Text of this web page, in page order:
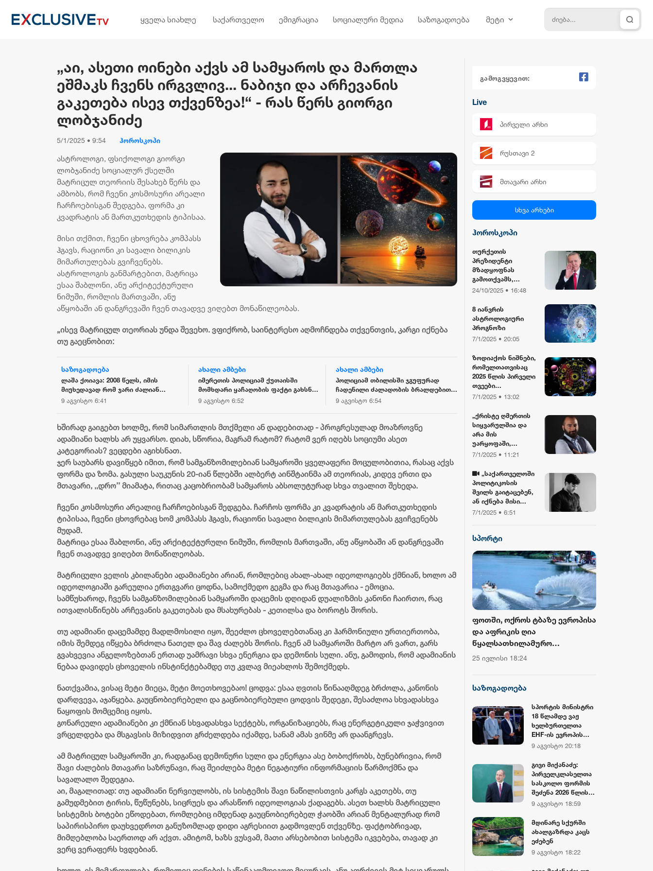
ყველა სიახლე საქართველო ემიგრაცია სოციალური მედია საზოგადოება მეტი
„აი, ასეთი ოინები აქვს ამ სამყაროს და მართლა
ეშმაკს ჩვენს ირგვლივ... ნაბიჯი და არჩევანის
გაკეთება ისევ თქვენზეა!“ - რას წერს გიორგი
ლობჯანიძე
5/1/2025 • 9:54 ჰოროსკოპი
ასტროლოგი, ფსიქოლოგი გიორგი
ლობჯანიძე სოციალურ ქსელში
მატრიცულ თეორიის შესახებ წერს და
ამბობს, რომ ჩვენი კოსმოსური არეალი
ჩარჩოებისგან შედგება, ფორმა კი
კვადრატის ან მართკუთხედის ტიპისაა.
მისი თქმით, ჩვენი ცხოვრება კომპასს
ჰგავს, რაციონი კი სავალი ბილიკის
მიმართულებას გვიჩვენებს.
ასტროლოგის განმარტებით, მატრიცა
ესაა შაბლონი, ანუ არქიტექტურული
ნიმუში, რომლის მართვაში, ანუ
აწყობაში ან დანგრევაში ჩვენ თავადვე ვიღებთ მონაწილეობას.
„ისევ მატრიცულ თეორიას უნდა შევეხო. ვფიქრობ, საინტერესო აღმოჩნდება თქვენთვის, კარგი იქნება
თუ გაეცნობით:
საზოგადოება
ლაშა ქოიავა: 2008 წელს, იმის
მიუხედავად რომ ჯარი ძალიან
კარგად იყო ჩაცმულ-დახურული,
რეფორმები, რომელიც ოქრუაშვილმა
ჩაატარა, მიმართული იყო ჯარის
დემორალიზაციაზე და ჯარისკაცის
დაკნინებაზე
9 აგვისტო 6:41
ახალი ამბები
იმერეთის პოლიციამ ქუთაისში
მომხდარი ყაჩაღობის ფაქტი გახსნა -
დაკავებულია ერთი პირი
9 აგვისტო 6:52
ახალი ამბები
პოლიციამ თბილისში ჯგუფურად
ჩადენილი ძალადობის ბრალდებით 3
პირი დააკავა
9 აგვისტო 6:54
ხშირად გაიგებთ ხოლმე, რომ სიმართლის მთქმელი ან დადებითად - პროგრესულად მოაზროვნე
ადამიანი ხალხს არ უყვარსო. დიახ, სწორია, მაგრამ რატომ? რატომ ვერ იღებს სოციუმი ასეთ
კატეგორიას? ვეცდები აგიხსნათ.
ჯერ საუბარს დავიწყებ იმით, რომ სამგანზომილებიან სამყაროში ყველაფერი მოცულობითია, რასაც აქვს
ფორმა და ზომა. გასული საუკუნის 20-იან წლებში ალბერტ აინშტაინმა ამ თეორიას, კიდევ ერთი და
მთავარი, ,,დრო’’ მიამატა, რითაც კაცობრიობამ სამყაროს აბსოლუტურად სხვა თვალით შეხედა.
ჩვენი კოსმოსური არეალიც ჩარჩოებისგან შედგება. ჩარჩოს ფორმა კი კვადრატის ან მართკუთხედის
ტიპისაა, ჩვენი ცხოვრებაც ხომ კომპასს ჰგავს, რაციონი სავალი ბილიკის მიმართულებას გვიჩვენებს
მუდამ.
მატრიცა ესაა შაბლონი, ანუ არქიტექტურული ნიმუში, რომლის მართვაში, ანუ აწყობაში ან დანგრევაში
ჩვენ თავადვე ვიღებთ მონაწილეობას.
მატრიცული ველის კბილანები ადამიანები არიან, რომლებიც ახალ-ახალ იდეოლოგიებს ქმნიან, ხოლო ამ
იდეოლოგიაში გარეულია ერთგვარი ცოდნა, სამოქმედო გეგმა და რაც მთავარია - ემოცია.
სამწუხაროდ, ჩვენს სამგანზომილებიან სამყაროში დაცემის დღიდან დუალიზმის კანონი ჩაირთო, რაც
ითვალისწინებს არჩევანის გაკეთებას და მსახურებას - კეთილსა და ბოროტს შორის.
თუ ადამიანი დაცემამდე მადლმოსილი იყო, შეეძლო ცხოველებთანაც კი ჰარმონიული ურთიერთობა,
იმის შემდეგ იწყება ბრძოლა ნათელ და შავ ძალებს შორის. ჩვენ ამ სამყაროში მარტო არ ვართ, გარს
გვახვევია ანგელოზებთან ერთად უამრავი სხვა ენერგია და დემონის სული. ანუ, გამოდის, რომ ადამიანის
ნებაა დავიდეს ცხოველის ინსტინქტებამდე თუ კვლავ მიეახლოს შემოქმედს.
ნათქვამია, ვისაც მეტი მიეცა, მეტი მოეთხოვებაო! ცოდვა: ესაა ღვთის წინააღმდეგ ბრძოლა, კანონის
დარღვევა, აჯანყება. გაუცნობიერებელი და გაცნობიერებული ცოდვის შედეგი, შესაძლოა სხვადასხვა
ნაყოფის მომცემიც იყოს.
გონარეული ადამიანები კი ქმნიან სხვადასხვა სექტებს, ორგანიზაციებს, რაც ენერგეტიკული ჯაჭვივით
ვრცელდება და მსგავსის მიზიდვით გრძელდება იქამდე, სანამ ამას ვინმე არ დაანგრევს.
ამ მატრიცულ სამყაროში კი, რადგანაც დემონური სული და ენერგია ასე ბობოქრობს, ბუნებრივია, რომ
შავი ძალების მთავარი საზრუნავი, რაც შეიძლება მეტი ნეგატიური ინფორმაციის წარმოქმნა და
სავალალო შედეგია.
აი, მაგალითად: თუ ადამიანი ნერვიულობს, ის სისტემის შავი ნაწილისთვის კარგს აკეთებს, თუ
გამუდმებით ტირის, წუწუნებს, სიცრუეს და არასწორ იდეოლოგიას ქადაგებს. ასეთ ხალხს მატრიცული
სისტემის ბოტები ეწოდებათ, რომლებიც იმდენად გაუცნობიერებელ ჭაობში არიან მენტალურად რომ
საპირისპირო დაუხვედროთ განუზომლად დიდი აგრესიით გადმოვლენ თქვენზე. ფაქტობრივად,
მიმღებლობა საერთოდ არ აქვთ. ამიტომ, ხაზს ვუსვამ, მათი არსებობით სისტემა იკვებება, თავად კი
ვერც ვერაფერს ხვდებიან.
გამოგვყევით:
Live
პირველი არხი
რუსთავი 2
მთავარი არხი
პალიტრა News
სილქ უნივერსალი
TV პირველი
რიონი
სხვა არხები
ჰოროსკოპი
თურქეთის
პრეზიდენტი
მზადყოფნას
გამოთქვამს,
რუსეთისა და აშშ-
მასპინძლობისთვის
24/10/2025 • 16:48
8 იანვრის
ასტროლოგიური
პროგნოზი
7/1/2025 • 20:05
ზოდიაქოს ნიშნები,
რომელთათვისაც
2025 წლის პირველი
თვეები
განსაკუთრებით
იქნება
7/1/2025 • 13:02
„ქრისტე ღმერთის
სიყვარულშია და
არა მის
უარყოფაში,
ბიბლიასთან და
გიორგი ლობჯანიძე
შობის
დღესასწაულზე
7/1/2025 • 11:21
„საქართველოში
პოლიტიკოსის
შვილს გაიტაცებენ,
ან იქნება მისი
სიკვდილი... ბანკზე
ვერტმფრენი“ -
წინასწარმეტყველე
7/1/2025 • 6:51
სპორტი
ნაკრები დაამარცხეს
18 ივლისი 19:47
და ჩემპიონთა ლიგის მესამედ
მოგება“ - ფრანგული გამოცემა
2 აგვისტო 16:12
ფოთში, ოქროს ტბაზე ევროპისა
და აფრიკის ღია
წყალსათხილამურო
ჩემპიონატის მეორე საშეჯიბრო
25 ივლისი 18:24
საზოგადოება
სპორტის მინისტრი
18 წლამდე ვაჟ
ხელბურთელთა
EHF-ის ევროპის
ჩემპიონატის
ცერემონიას
დაესწრო
9 აგვისტო 20:18
გივი მიქანაძე:
პირველკლასელთა
სასკოლო ფორმის
შეძენა 2026 წლის
პირველი
იქნება
შესაძლებელი.
იმისათვის, რომ
ოჯახისთვის
9 აგვისტო 18:59
მდინარე სქურში
ახალგაზრდა კაცს
ეძებენ
9 აგვისტო 18:22